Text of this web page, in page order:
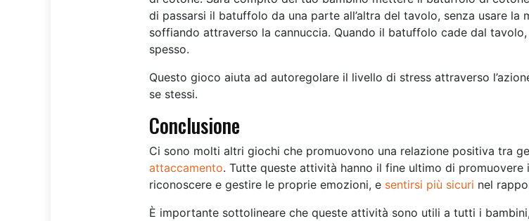
di passarsi il batuffolo da una parte all’altra del tavolo, senza usare
soffiando attraverso la cannuccia. Quando il batuffolo cade dal
spesso.
Questo gioco aiuta ad autoregolare il livello di stress attraverso
se stessi.
Conclusione
Ci sono molti altri giochi che promuovono una relazione positiva tra
attaccamento. Tutte queste attività hanno il fine ultimo di
riconoscere e gestire le proprie emozioni, e sentirsi più sicuri nel
È importante sottolineare che queste attività sono utili a tutti i